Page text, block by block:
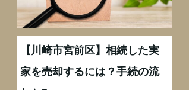
【川崎市宮前区】相続した実
家を売却するには？手続の流